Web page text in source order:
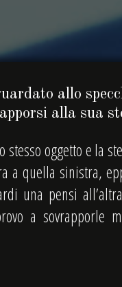
allo
alla sua
oggetto e la
a quella sinistra,
una pensi
a sovrapporle